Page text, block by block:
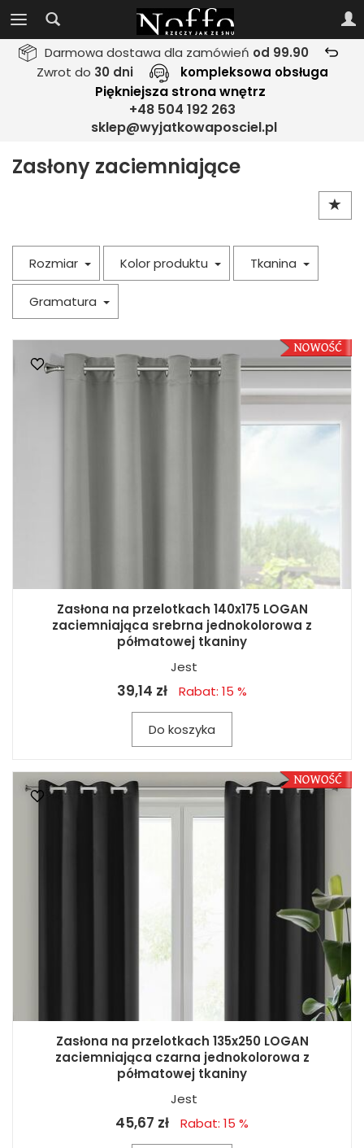
Darmowa dostawa dla zamówień od 99.90
Zwrot do 30 dni kompleksowa obsługa
Piękniejsza strona wnętrz
+48 504 192 263
sklep@wyjatkowaposciel.pl
Zasłony zaciemniające
Rozmiar Kolor produktu Tkanina
Gramatura
Zasłona na przelotkach 140x175 LOGAN
zaciemniająca srebrna jednokolorowa z
półmatowej tkaniny
Jest
39,14 zł Rabat: 15 %
Do koszyka
Zasłona na przelotkach 135x250 LOGAN
zaciemniająca czarna jednokolorowa z
półmatowej tkaniny
Jest
45,67 zł Rabat: 15 %